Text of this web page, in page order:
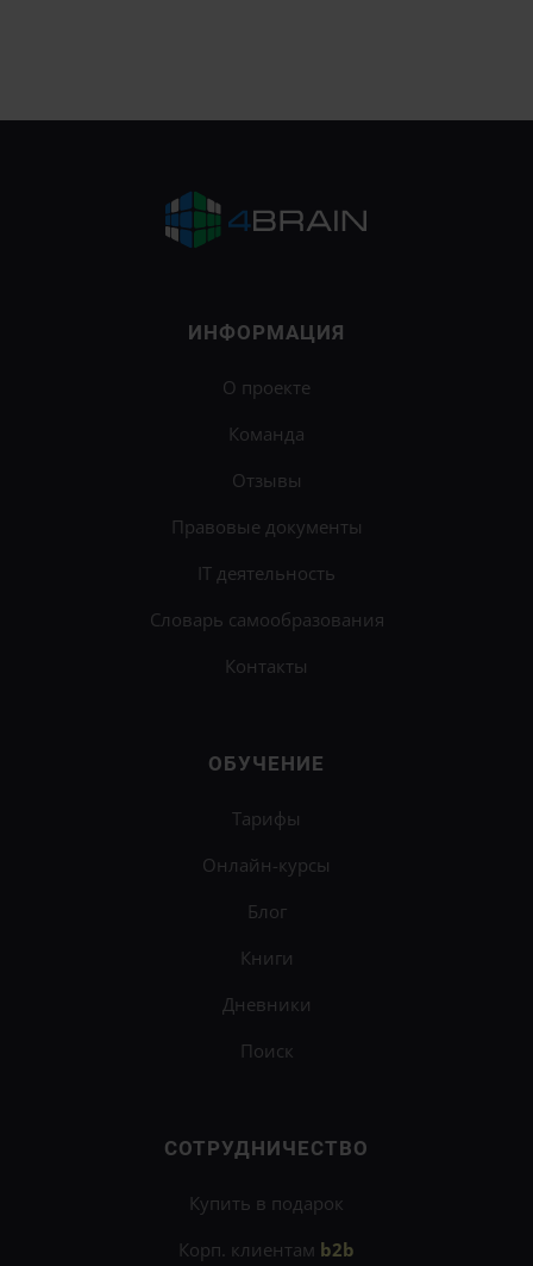
ИНФОРМАЦИЯ
О проекте
Команда
Отзывы
Правовые документы
IT деятельность
Словарь самообразования
Контакты
ОБУЧЕНИЕ
Тарифы
Онлайн-курсы
Блог
Книги
Дневники
Поиск
СОТРУДНИЧЕСТВО
Купить в подарок
Корп. клиентам b2b